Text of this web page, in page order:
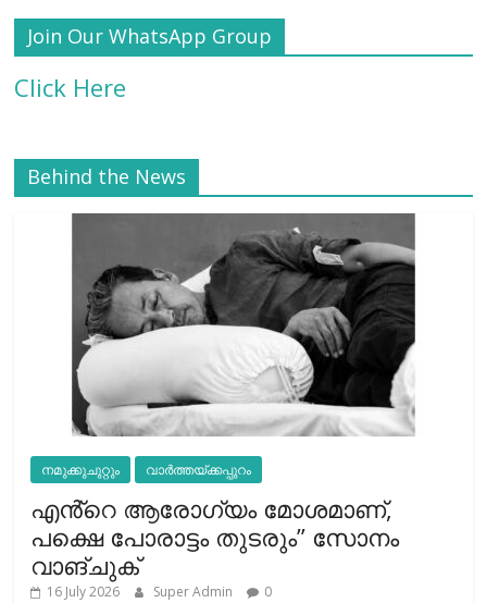
Join Our WhatsApp Group
Click Here
Behind the News
നമുക്കുചുറ്റും വാർത്തയ്ക്കപ്പുറം
എൻ്റെ ആരോഗ്യം മോശമാണ്,
പക്ഷെ പോരാട്ടം തുടരും” സോനം
വാങ്ചുക്
16 July 2026 Super Admin 0